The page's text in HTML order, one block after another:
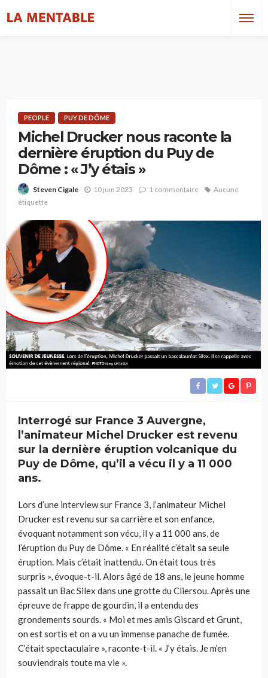
PEOPLE PUY DE DÔME
Michel Drucker nous raconte la
dernière éruption du Puy de
Dôme : « J’y étais »
Steven Cigale 10 juin 2023 1 commentaire
Aucune
étiquette
Interrogé sur France 3 Auvergne,
l’animateur Michel Drucker est revenu
sur la dernière éruption volcanique du
Puy de Dôme, qu’il a vécu il y a 11 000
ans.
Lors d’une interview sur France 3, l’animateur Michel
Drucker est revenu sur sa carrière et son enfance,
évoquant notamment son vécu, il y a 11 000 ans, de
l’éruption du Puy de Dôme. « En réalité c’était sa seule
éruption. Mais c’était inattendu. On était tous très
surpris », évoque-t-il. Alors âgé de 18 ans, le jeune homme
passait un Bac Silex dans une grotte du Cliersou. Après une
épreuve de frappe de gourdin, il a entendu des
grondements sourds. « Moi et mes amis Giscard et Grunt,
on est sortis et on a vu un immense panache de fumée.
C’était spectaculaire », raconte-t-il. « J’y étais. Je m’en
souviendrais toute ma vie ».